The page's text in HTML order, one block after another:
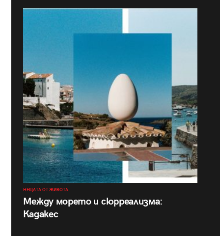
НЕЩАТА ОТ ЖИВОТА
Между морето и сюрреализма:
Кадакес